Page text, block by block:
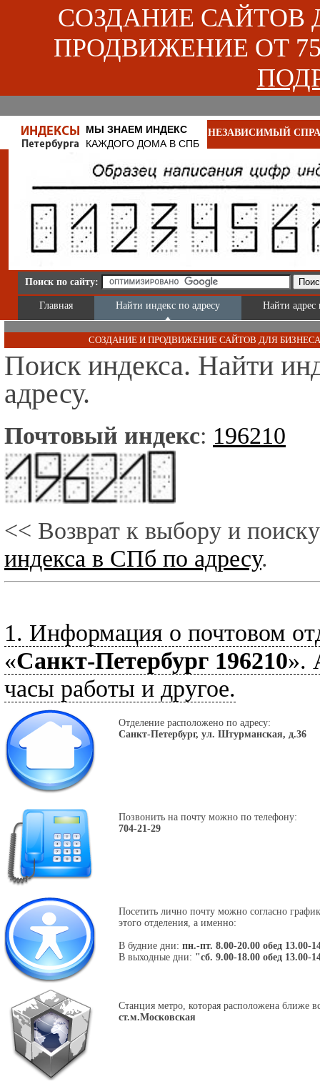
СОЗДАНИЕ САЙТОВ
ПРОДВИЖЕНИЕ ОТ
МЫ ЗНАЕМ ИНДЕКС
КАЖДОГО ДОМА В СПБ
НЕЗАВИСИМЫЙ
Поиск по сайту:
Главная Найти индекс по адресу Найти адрес
СОЗДАНИЕ И ПРОДВИЖЕНИЕ САЙТОВ ДЛЯ
Поиск индекса. Найти
адресу.
Почтовый индекс: 196210
<< Возврат к выбору и
индекса в СПб по адресу.
1. Информация о почтовом
«Санкт-Петербург 196210».
часы работы и другое.
Отделение расположено по адресу:
Санкт-Петербург, ул. Штурманская, д.36
Позвонить на почту можно по телефону:
704-21-29
Посетить лично почту можно согласно
этого отделения, а именно:
В будние дни: пн.-пт. 8.00-20.00 обед 13.00-
В выходные дни: "сб. 9.00-18.00 обед 13.00-
Станция метро, которая расположена ближе
ст.м.Московская